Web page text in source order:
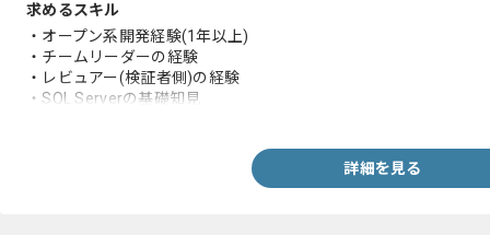
求めるスキル
・オープン系開発経験(1年以上)
・チームリーダーの経験
・レビュアー(検証者側)の経験
・SQL Serverの基礎知見
詳細を見る